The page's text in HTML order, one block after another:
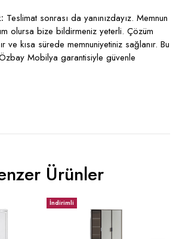
Teslimat sonrası da yanınızdayız. Memnun
olursa bize bildirmeniz yeterli. Çözüm
ve kısa sürede memnuniyetiniz sağlanır. Bu
Mobilya garantisiyle güvenle
Ürünler
İndirimli